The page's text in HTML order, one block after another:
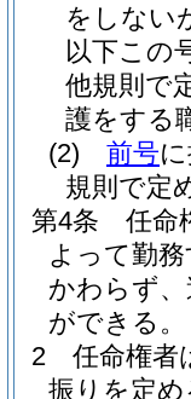
をしない
以下この
他規則で
護をする
(2)
前号
規則で定
第4条
任命
よって勤
かわらず
ができる。
2
任命権者
振りを定